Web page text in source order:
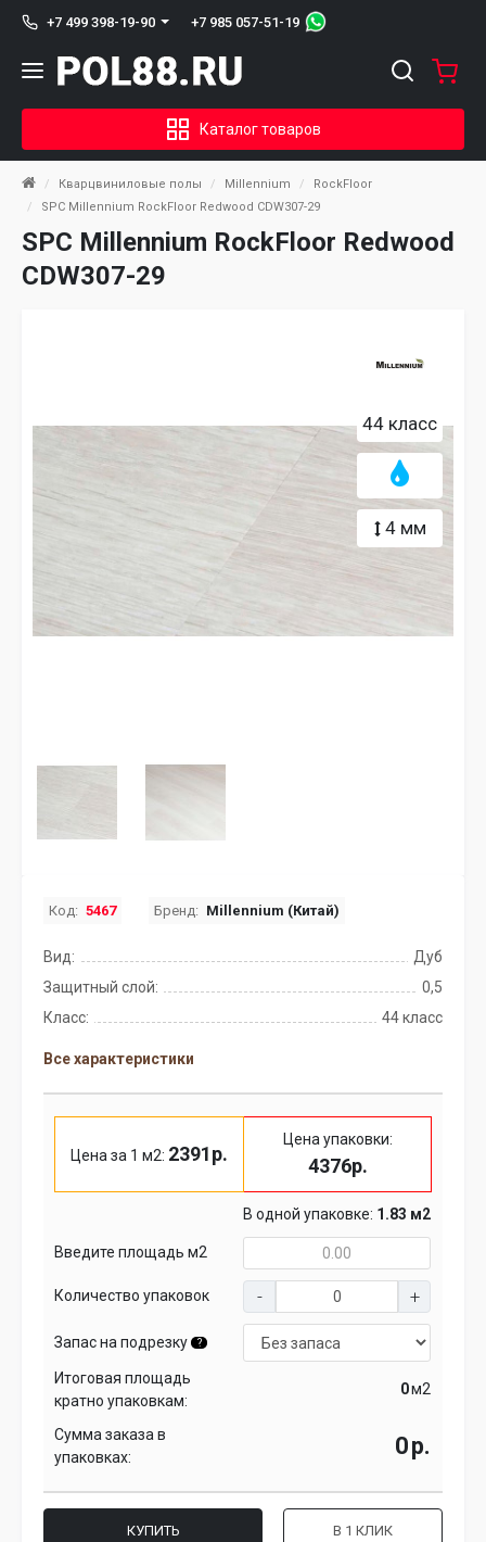
+7 499 398-19-90 +7 985 057-51-19
Каталог товаров
Кварцвиниловые полы Millennium
RockFloor
SPC Millennium RockFloor Redwood CDW307-29
SPC Millennium RockFloor Redwood
CDW307-29
44 класс
4 мм
Код: 5467 Бренд: Millennium (Китай)
Вид:
Дуб
Защитный слой:
0,5
Класс:
44 класс
Все характеристики
Цена за 1 м2: 2391р.
Цена упаковки:
4376р.
В одной упаковке: 1.83 м2
Введите площадь м2
Количество упаковок
Запас на подрезку ?
Итоговая площадь
кратно упаковкам:
м2
Сумма заказа в
упаковках:
р.
КУПИТЬ В 1 КЛИК